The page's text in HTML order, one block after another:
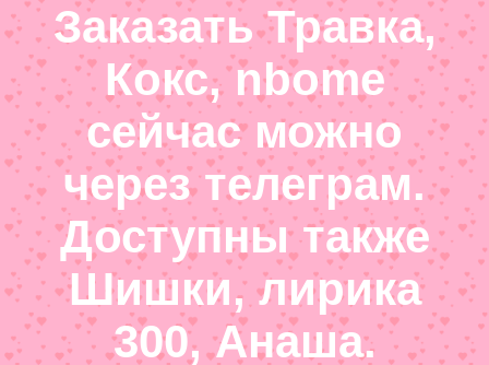
Заказать Травка,
Кокс, nbome
сейчас можно
через телеграм.
Доступны также
Шишки, лирика
300, Анаша.